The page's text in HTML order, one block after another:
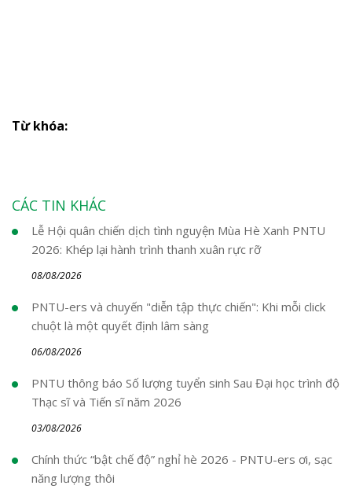
Từ khóa:
CÁC TIN KHÁC
Lễ Hội quân chiến dịch tình nguyện Mùa Hè Xanh PNTU
2026: Khép lại hành trình thanh xuân rực rỡ
08/08/2026
PNTU-ers và chuyến "diễn tập thực chiến": Khi mỗi click
chuột là một quyết định lâm sàng
06/08/2026
PNTU thông báo Số lượng tuyển sinh Sau Đại học trình độ
Thạc sĩ và Tiến sĩ năm 2026
03/08/2026
Chính thức “bật chế độ” nghỉ hè 2026 - PNTU-ers ơi, sạc
năng lượng thôi